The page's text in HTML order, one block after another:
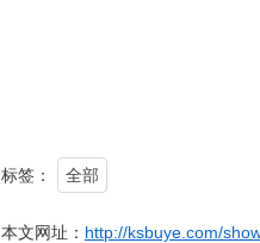
标签： 全部
本文网址： http://ksbuye.com/